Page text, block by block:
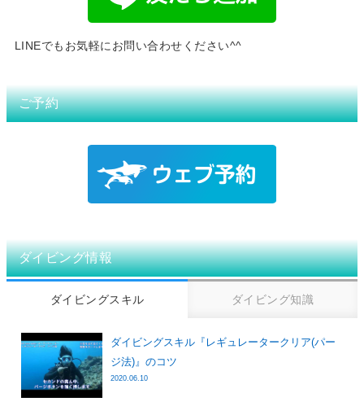
LINEでもお気軽にお問い合わせください^^
ご予約
ダイビング情報
ダイビングスキル ダイビング知識
ダイビングスキル『レギュレータークリア(パー
ジ法)』のコツ
2020.06.10